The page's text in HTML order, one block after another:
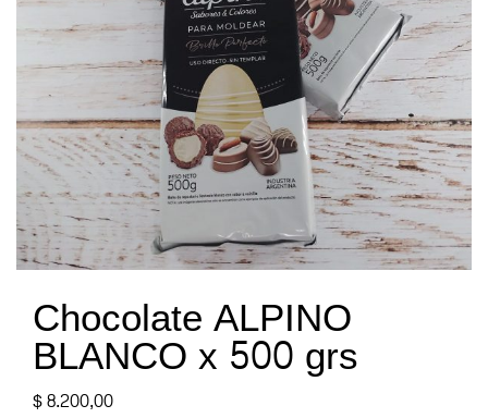
Chocolate ALPINO
BLANCO x 500 grs
$8.200,00